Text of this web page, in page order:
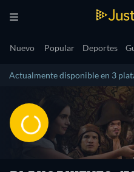
Nuevo Popular Deportes
Actualmente disponible en 3